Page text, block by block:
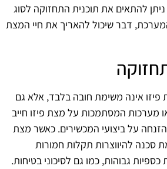
להתאים את תוכנית התחזוקה לסוג
דבר שיכול להאריך את חיי המצת
אינה משימת חובה בלבד, אלא גם
מערכות המסתמכות על מצת פיזו חייב
על ביצועי המכשירים. כאשר מצת
סכנה להיווצרות תקלות חמורות
כספיות גבוהות, כמו גם לסיכוני בטיחות.